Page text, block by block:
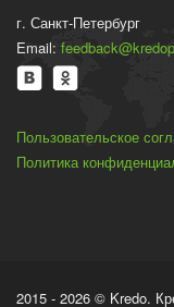
г. Санкт-Петербург
Email:
Пользовательское
Политика
2015 - 2026 © Kredo.